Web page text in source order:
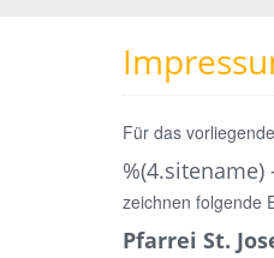
Für das
%(4.sitename)
zeichnen folgende
Pfarrei St.